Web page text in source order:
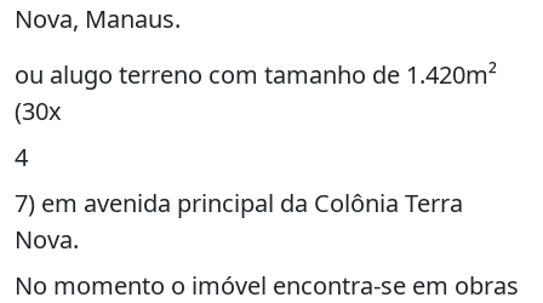
Nova, Manaus.
ou alugo terreno com tamanho de 1.420m²
(30x
4
7) em avenida principal da Colônia Terra
Nova.
No momento o imóvel encontra-se em obras